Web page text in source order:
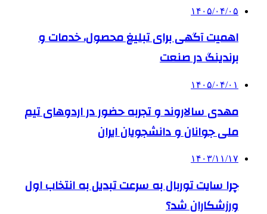
۱۴۰۵/۰۴/۰۵
اهمیت آگهی برای تبلیغ محصول، خدمات و
برندینگ در صنعت
۱۴۰۵/۰۴/۰۱
مهدی سالاروند و تجربه حضور در اردوهای تیم
ملی جوانان و دانشجویان ایران
۱۴۰۳/۱۱/۱۷
چرا سایت توربال به ‌سرعت تبدیل به انتخاب اول
ورزشکاران شد؟